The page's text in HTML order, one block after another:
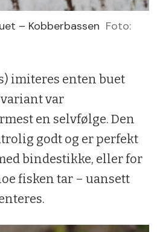
– Kobberbassen Foto:
imiteres enten buet
var
en selvfølge. Den
godt og er perfekt
bindestikke, eller for
fisken tar – uansett